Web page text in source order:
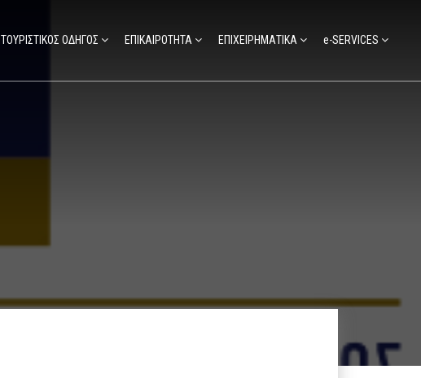
ΤΟΥΡΙΣΤΙΚΟΣ ΟΔΗΓΟΣ ΕΠΙΚΑΙΡΟΤΗΤΑ ΕΠΙΧΕΙΡΗΜΑΤΙΚΑ e-SERVICES